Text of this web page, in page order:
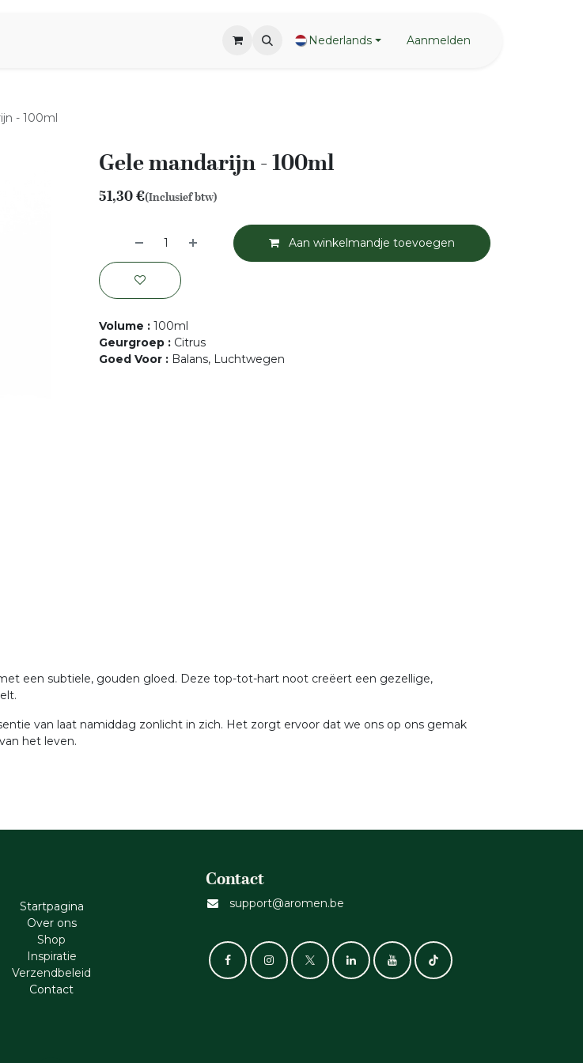
Nederlands Aanmelden
- 100ml
Gele mandarijn - 100ml
51,30€(Inclusief btw)
Aan winkelmandje toevoegen
Volume : 100ml
Geurgroep : Citrus
Goed Voor : Balans, Luchtwegen
een subtiele, gouden gloed. Deze top-tot-hart noot creëert een gezellige,
van laat namiddag zonlicht in zich. Het zorgt ervoor dat we ons op ons gemak
het leven.
Startpagina
Ove​r​ ons
Shop
Inspiratie
Verzendbeleid
Cont​act
Contact
support@aromen.be